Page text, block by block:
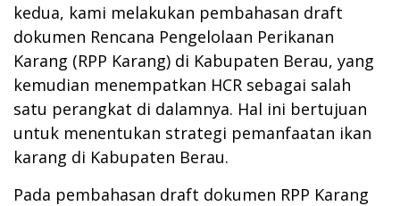
kedua, kami melakukan pembahasan draft
dokumen Rencana Pengelolaan Perikanan
Karang (RPP Karang) di Kabupaten Berau, yang
kemudian menempatkan HCR sebagai salah
satu perangkat di dalamnya. Hal ini bertujuan
untuk menentukan strategi pemanfaatan ikan
karang di Kabupaten Berau.
Pada pembahasan draft dokumen RPP Karang